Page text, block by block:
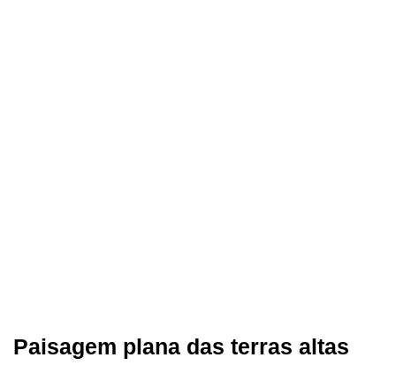
Paisagem plana das terras altas